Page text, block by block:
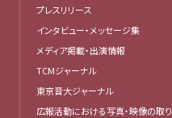
プレスリリース
インタビュー・メッセージ集
メディア掲載・出演情報
TCMジャーナル
東京音大ジャーナル
広報活動における写真・映像の取り